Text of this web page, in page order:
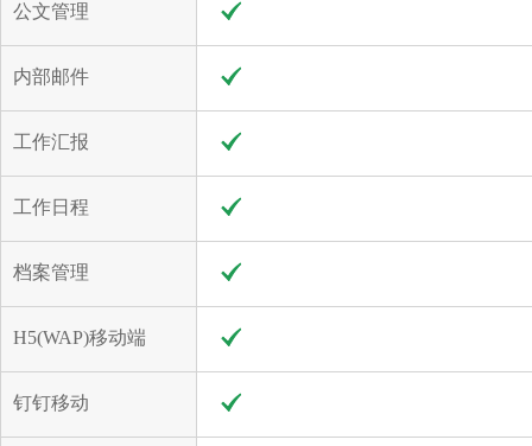
公文管理
内部邮件
工作汇报
工作日程
档案管理
H5(WAP)移动端
钉钉移动